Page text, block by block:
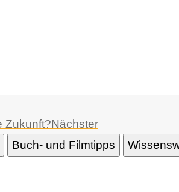
Zukunft?Nächster
Buch- und Filmtipps